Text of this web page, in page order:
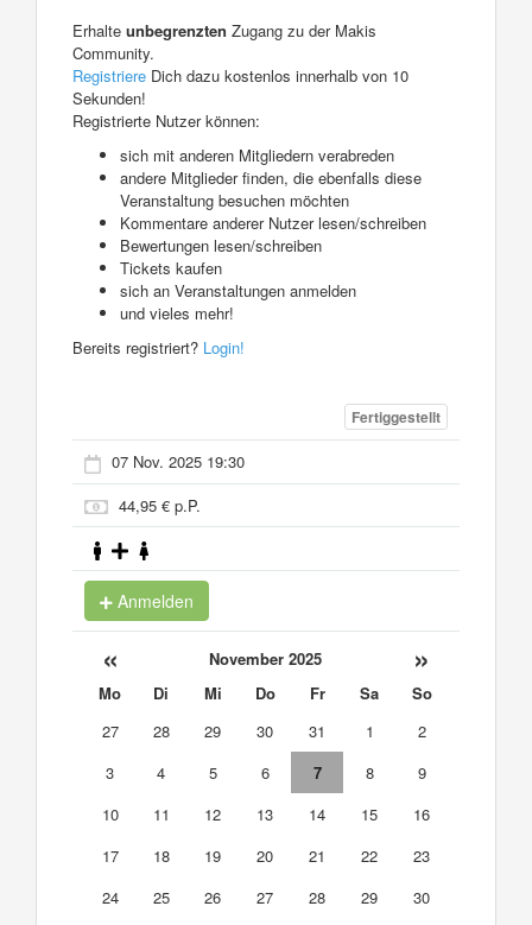
Erhalte unbegrenzten Zugang zu der Makis
Community.
Registriere Dich dazu kostenlos innerhalb von 10
Sekunden!
Registrierte Nutzer können:
sich mit anderen Mitgliedern verabreden
andere Mitglieder finden, die ebenfalls diese
Veranstaltung besuchen möchten
Kommentare anderer Nutzer lesen/schreiben
Bewertungen lesen/schreiben
Tickets kaufen
sich an Veranstaltungen anmelden
und vieles mehr!
Bereits registriert? Login!
Fertiggestellt
07 Nov. 2025 19:30
44,95 € p.P.
Anmelden
« November 2025 »
Mo Di Mi Do Fr Sa
So
27
28 29 30 31 1
2
3
4 5 6 7 8
9
10
11 12 13 14 15
16
17
18 19 20 21 22
23
24
25 26 27 28 29
30